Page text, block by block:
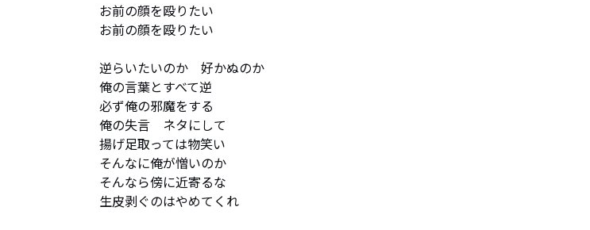
お前の顔を殴りたい
お前の顔を殴りたい
逆らいたいのか　好かぬのか
俺の言葉とすべて逆
必ず俺の邪魔をする
俺の失言　ネタにして
揚げ足取っては物笑い
そんなに俺が憎いのか
そんなら傍に近寄るな
生皮剥ぐのはやめてくれ